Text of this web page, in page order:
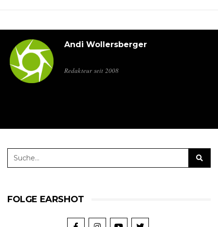
Andi Wollersberger
Redakteur seit 2008
FOLGE EARSHOT